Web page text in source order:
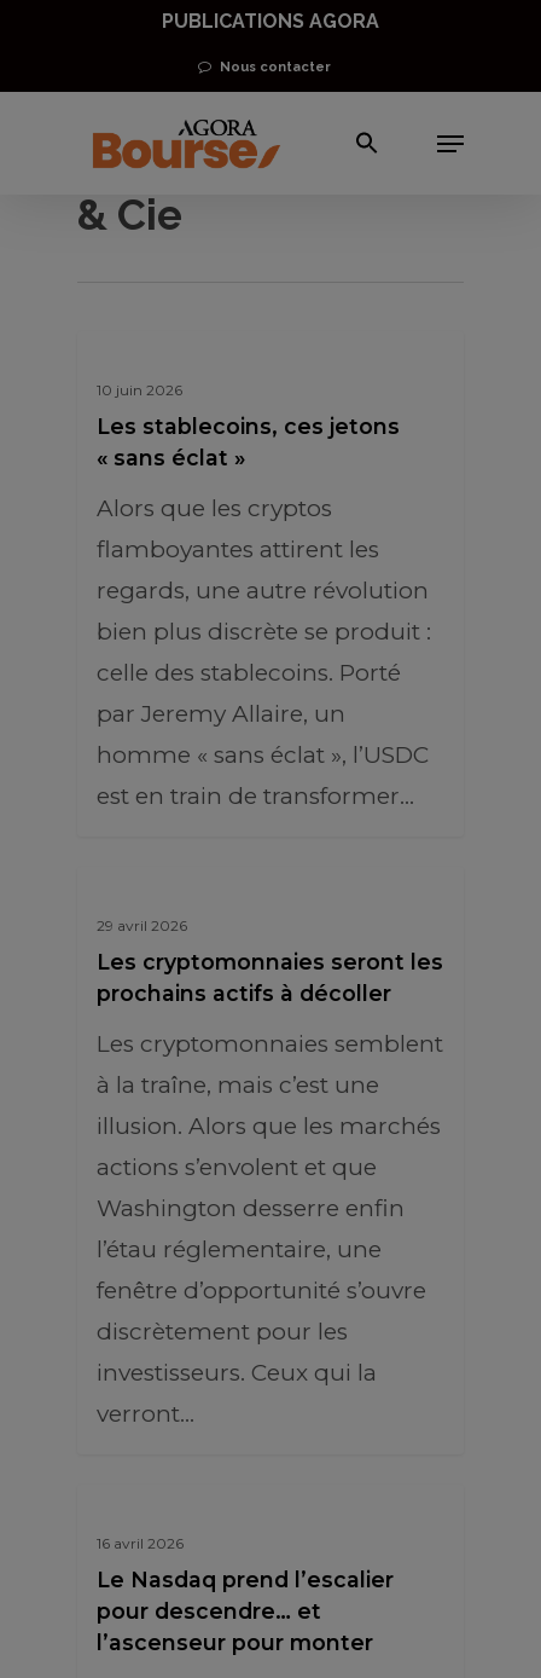
main
PUBLICATIONS AGORA
Nous contacter
Menu
Bitcoin, Ethereum
& Cie
10 juin 2026
Les stablecoins, ces jetons
« sans éclat »
Alors que les cryptos
flamboyantes attirent les
regards, une autre révolution
bien plus discrète se produit :
celle des stablecoins. Porté
par Jeremy Allaire, un
homme « sans éclat », l’USDC
est en train de transformer…
29 avril 2026
Les cryptomonnaies seront les
prochains actifs à décoller
Les cryptomonnaies semblent
à la traîne, mais c’est une
illusion. Alors que les marchés
actions s’envolent et que
Washington desserre enfin
l’étau réglementaire, une
fenêtre d’opportunité s’ouvre
discrètement pour les
investisseurs. Ceux qui la
verront…
16 avril 2026
Le Nasdaq prend l’escalier
pour descendre… et
l’ascenseur pour monter